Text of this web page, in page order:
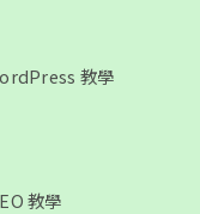
教學
教學